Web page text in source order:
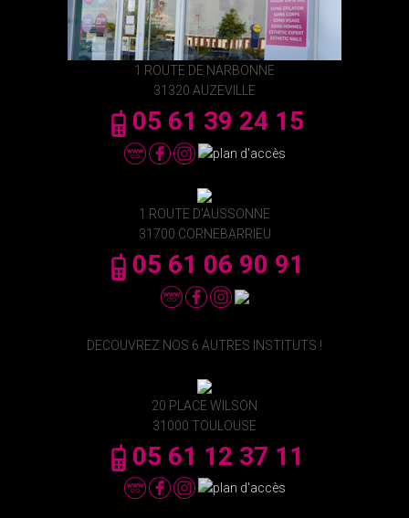
1 ROUTE DE NARBONNE
31320 AUZEVILLE
05 61 39 24 15
1 ROUTE D'AUSSONNE
31700 CORNEBARRIEU
05 61 06 90 91
DECOUVREZ NOS 6 AUTRES INSTITUTS !
20 PLACE WILSON
31000 TOULOUSE
05 61 12 37 11